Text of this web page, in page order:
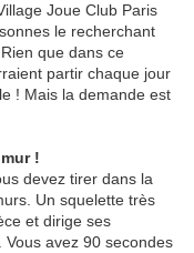
Joue Club Paris
le recherchant
que dans ce
partir chaque jour
! Mais la demande est
!
devez tirer dans la
Un squelette très
et dirige ses
avez 90 secondes